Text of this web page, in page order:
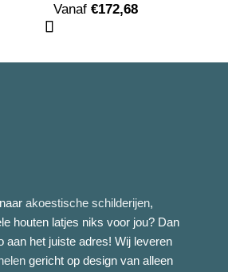
Vanaf €172,68
akoestische schilderijen,
houten latjes niks voor jou? Dan
aan het juiste adres! Wij leveren
gericht op design van alleen
Verticaal
172,68